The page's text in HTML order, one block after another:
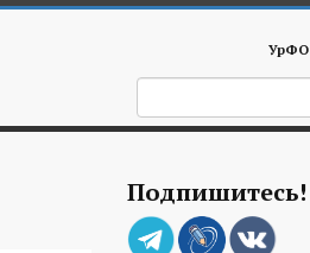
УрФО
Подпишитесь!